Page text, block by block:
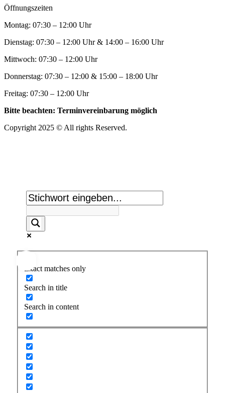
Öffnungszeiten
Montag: 07:30 – 12:00 Uhr
Dienstag: 07:30 – 12:00 Uhr & 14:00 – 16:00 Uhr
Mittwoch: 07:30 – 12:00 Uhr
Donnerstag: 07:30 – 12:00 & 15:00 – 18:00 Uhr
Freitag: 07:30 – 12:00 Uhr
Bitte beachten: Terminvereinbarung möglich
Copyright 2025 © All rights Reserved.
Exact matches only
Search in title
Search in content